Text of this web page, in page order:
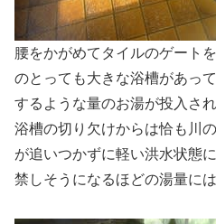
腰をかがめてタイルのゲート
のとっても大きな浴槽があっ
するような量のお湯が投入さ
浴槽の切り欠けからは恰も川
が追いつかずに軽い洪水状態
禁しそうになるほどの湯量に